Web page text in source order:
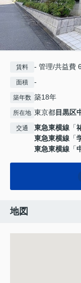
賃料 - 管理/共益費
面積 -
築年数 築18年
所在地 東京都目黒区
交通 東急東横線 「
東急東横線 「
東急東横線 「
地図